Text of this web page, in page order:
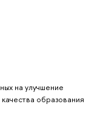
на улучшение
образования